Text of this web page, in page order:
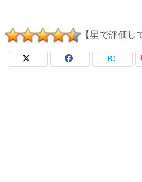
【星で評価し